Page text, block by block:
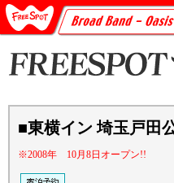
■東横イン 埼玉戸田
※2008年 10月8日オープン!!